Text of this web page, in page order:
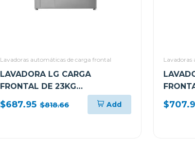
Lavadoras automáticas de carga frontal
LAVADORA LG CARGA
FRONTAL DE 23KG
TURBOWASH 360 AI DD CON
VAPOR WM23VFXS
$687.95 $818.66 Add
Lavadoras
VAPOR